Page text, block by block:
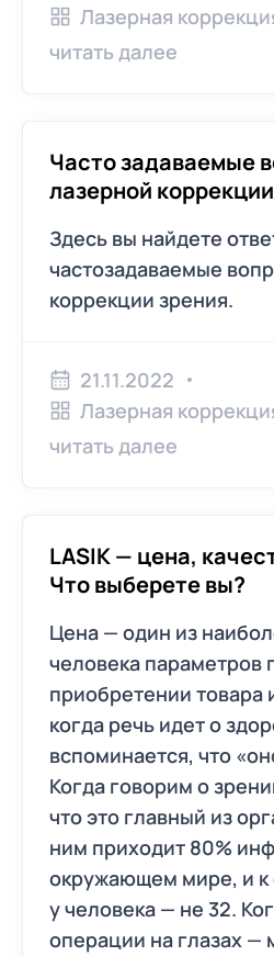
Лазерная
читать далее
Часто задаваемые
лазерной
Здесь вы найдете
частозадаваемые
коррекции зрения.
21.11.2022
Лазерная
читать далее
LASIK — цена,
Что выберете вы?
Цена — один из
человека параметров
приобретении товара
когда речь идет о
вспоминается, что
Когда говорим о
что это главный из
ним приходит 80%
окружающем мире, и к
у человека — не 32.
операции на глазах —